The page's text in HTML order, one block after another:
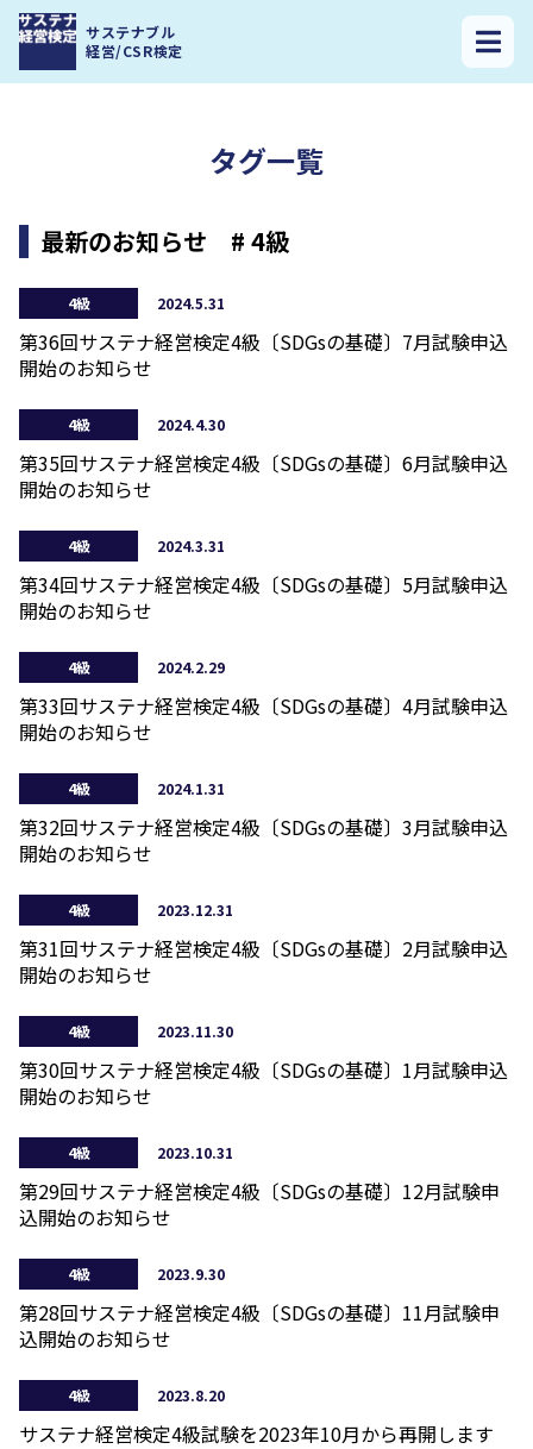
サステナブル
経営/CSR検定
サステナ経営検定トップ
タグ一覧
最新のお知らせ # 4級
4級 2024.5.31
第36回サステナ経営検定4級〔SDGsの基礎〕7月試験申込
開始のお知らせ
4級 2024.4.30
第35回サステナ経営検定4級〔SDGsの基礎〕6月試験申込
開始のお知らせ
4級 2024.3.31
第34回サステナ経営検定4級〔SDGsの基礎〕5月試験申込
開始のお知らせ
4級 2024.2.29
第33回サステナ経営検定4級〔SDGsの基礎〕4月試験申込
開始のお知らせ
4級 2024.1.31
第32回サステナ経営検定4級〔SDGsの基礎〕3月試験申込
開始のお知らせ
4級 2023.12.31
第31回サステナ経営検定4級〔SDGsの基礎〕2月試験申込
開始のお知らせ
4級 2023.11.30
第30回サステナ経営検定4級〔SDGsの基礎〕1月試験申込
開始のお知らせ
4級 2023.10.31
第29回サステナ経営検定4級〔SDGsの基礎〕12月試験申
込開始のお知らせ
4級 2023.9.30
第28回サステナ経営検定4級〔SDGsの基礎〕11月試験申
込開始のお知らせ
4級 2023.8.20
サステナ経営検定4級試験を2023年10月から再開します